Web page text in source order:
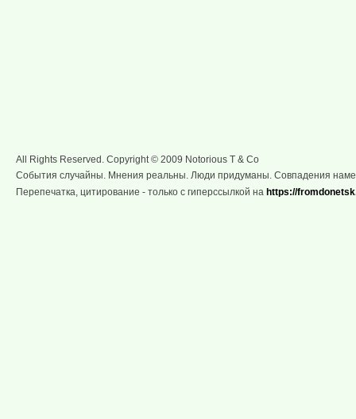
All Rights Reserved. Copyright © 2009 Notorious T & Co
События случайны. Мнения реальны. Люди придуманы. Совпадения
Перепечатка, цитирование - только с гиперссылкой на https://